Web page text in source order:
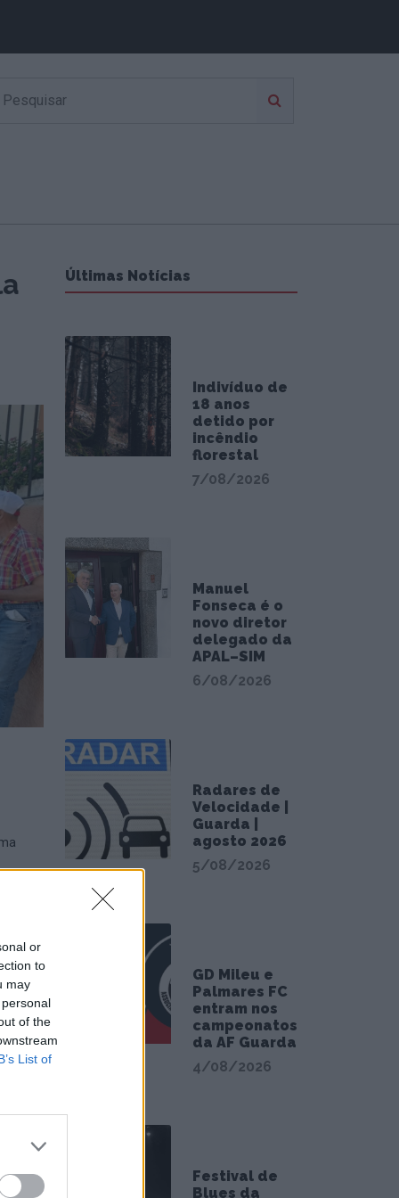
or
to
may
of the
List of
a
Últimas Notícias
Indivíduo de
18 anos
detido por
incêndio
florestal
7/08/2026
Manuel
Fonseca é o
novo diretor
delegado da
APAL–SIM
6/08/2026
Radares de
Velocidade |
Guarda |
agosto 2026
5/08/2026
GD Mileu e
Palmares FC
entram nos
campeonatos
da AF Guarda
4/08/2026
Festival de
Blues da